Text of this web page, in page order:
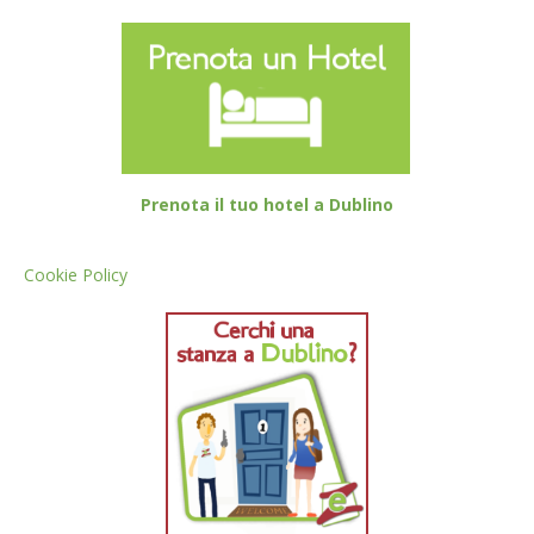
Prenota il tuo hotel a Dublino
Cookie Policy